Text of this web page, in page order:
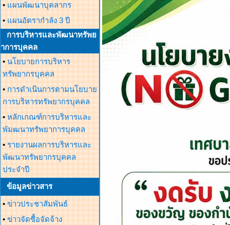
• แผนพัฒนาบุคลากร
• แผนอัตรากำลัง 3 ปี
การบริหารและพัฒนาทรัพย
าการบุคคล
• นโยบายการบริหาร
ทรัพยากรบุคคล
• การดำเนินการตามนโยบาย
การบริหารทรัพยากรบุคคล
• หลักเกณฑ์การบริหารและ
พัมฒนาทรัพยาการบุคคล
• รายงานผลการบริหารและ
พัฒนาทรัพยากรบุคคล
ประจำปี
ข้อมูลข่าวสาร
• ข่าวประชาสัมพันธ์
• ข่าวจัดซื้อจัดจ้าง